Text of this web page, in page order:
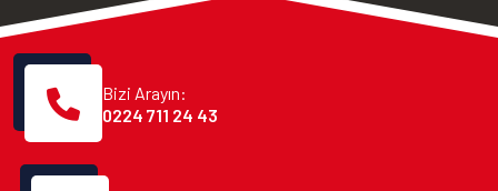
Bizi Arayın:
0224 711 24 43